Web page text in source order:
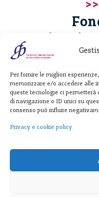
Per fornire le migliori
memorizzare e/o accedere alle
queste tecnologie ci
di navigazione o ID unici su
consenso può influire
Privacy e cookie policy
20122
T.
F. +
p.i.